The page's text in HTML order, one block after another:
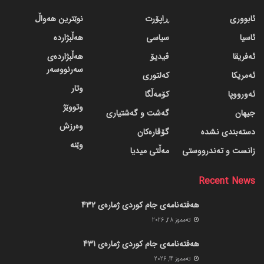
ئابووری
ئاسیا
ئەفریقا
ئەمریکا
ئەورووپا
جیهان
دسته‌بندی نشده
زانست و تەندرووستی
ڕاپۆرت
سیاسی
ڤیدیۆ
کەلتوری
کۆمەڵگا
گه‌شت و گه‌شتیاری
گۆڤاره‌کان
مەڵتی میدیا
نوێترین هەواڵ
هەڵبژاردە
هەڵبژاردەی
سەرنووسەر
وتار
وتووێژ
وەرزش
وێنە
Recent News
هەفتەنامەی جام کوردی ژمارەی 432
ته‌مموز 28, 2026
هەفتەنامەی جام کوردی ژمارەی 431
ته‌مموز 14, 2026